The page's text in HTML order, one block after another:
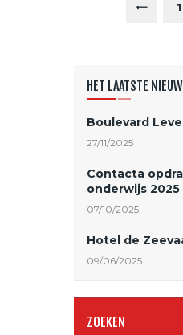
1
HET LAATSTE
Boulevard
27/11/2025
Contacta
onderwijs 2025
07/10/2025
Hotel de
09/06/2025
ZOEKEN